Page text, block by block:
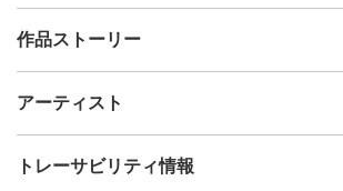
出品者
制作年
アクリル
作品ストーリー
同じ桜でも、時間帯で表情が違うように。
新しい発見があるのかもしれない。
アーティスト
eico wada
トレーサビリティ情報